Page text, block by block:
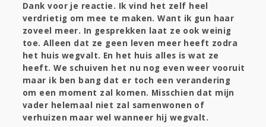
Dank voor je reactie. Ik vind het zelf heel
verdrietig om mee te maken. Want ik gun haar
zoveel meer. In gesprekken laat ze ook weinig
toe. Alleen dat ze geen leven meer heeft zodra
het huis wegvalt. En het huis alles is wat ze
heeft. We schuiven het nu nog even weer vooruit
maar ik ben bang dat er toch een verandering
om een moment zal komen. Misschien dat mijn
vader helemaal niet zal samenwonen of
verhuizen maar wel wanneer hij wegvalt.